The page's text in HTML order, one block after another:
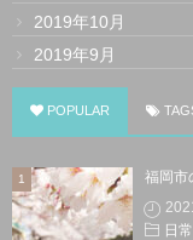
2019年10月
2019年9月
POPULAR
福岡市
日常